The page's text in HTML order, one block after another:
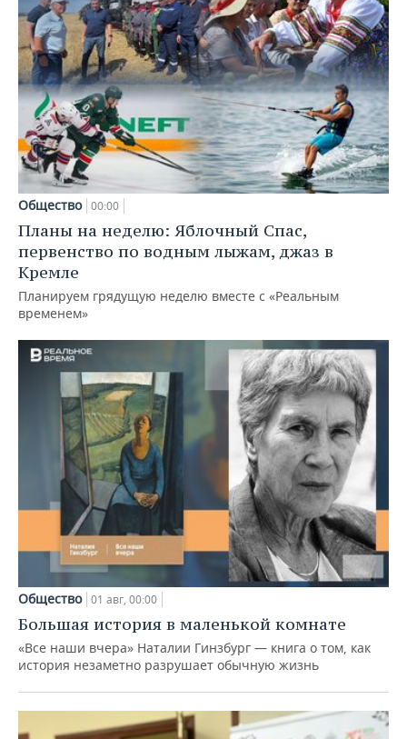
Общество 00:00
Планы на неделю: Яблочный Спас,
первенство по водным лыжам, джаз в
Кремле
Планируем грядущую неделю вместе с «Реальным
временем»
Общество 01 авг, 00:00
Большая история в маленькой комнате
«Все наши вчера» Наталии Гинзбург — книга о том, как
история незаметно разрушает обычную жизнь